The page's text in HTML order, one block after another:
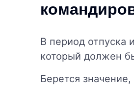
В период отпуска
который должен
Берется